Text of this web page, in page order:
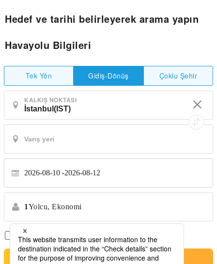
Hedef ve tarihi belirleyerek arama yapın
Havayolu Bilgileri
Tek Yön Gidiş-Dönüş Çoklu Şehir
KALKIŞ NOKTASI
2026-08-10 2026-08-12
1Yolcu, Ekonomi
Sadece Aktarmasız Uçuşlar *Transfer yok
Arama